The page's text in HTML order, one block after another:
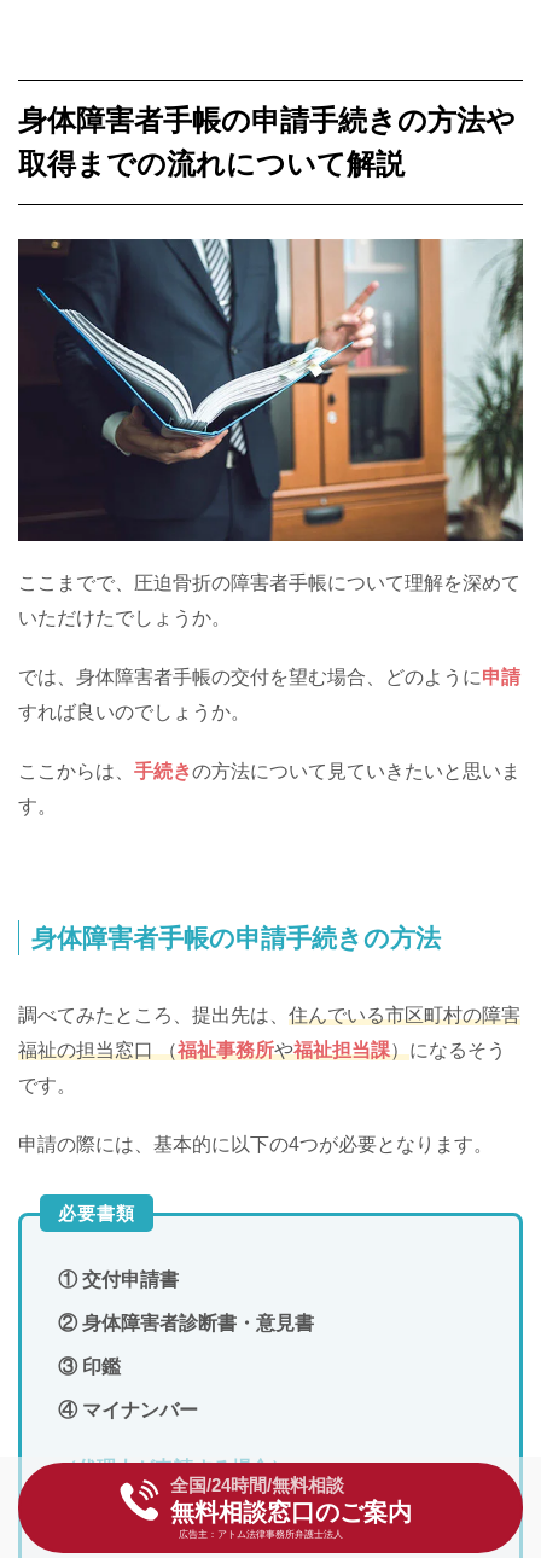
身体障害者手帳の申請手続きの方法や
取得までの流れについて解説
ここまでで、圧迫骨折の障害者手帳について理解を深めて
いただけたでしょうか。
では、身体障害者手帳の交付を望む場合、どのように申請
すれば良いのでしょうか。
ここからは、 手続きの方法について見ていきたいと思いま
す。
身体障害者手帳の申請手続きの方法
調べてみたところ、提出先は、 住んでいる市区町村の障害
福祉の担当窓口 （福祉事務所や福祉担当課）になるそう
です。
申請の際には、基本的に以下の4つが必要となります。
必要書類
① 交付申請書
② 身体障害者診断書・意見書
③ 印鑑
④ マイナンバー
（代理人が申請する場合）
⑤ 代理権の確認書類（委任状や申請者本人の健
康保険証など）
全国/24時間/無料相談
無料相談窓口のご案内
広告主：アトム法律事務所弁護士法人